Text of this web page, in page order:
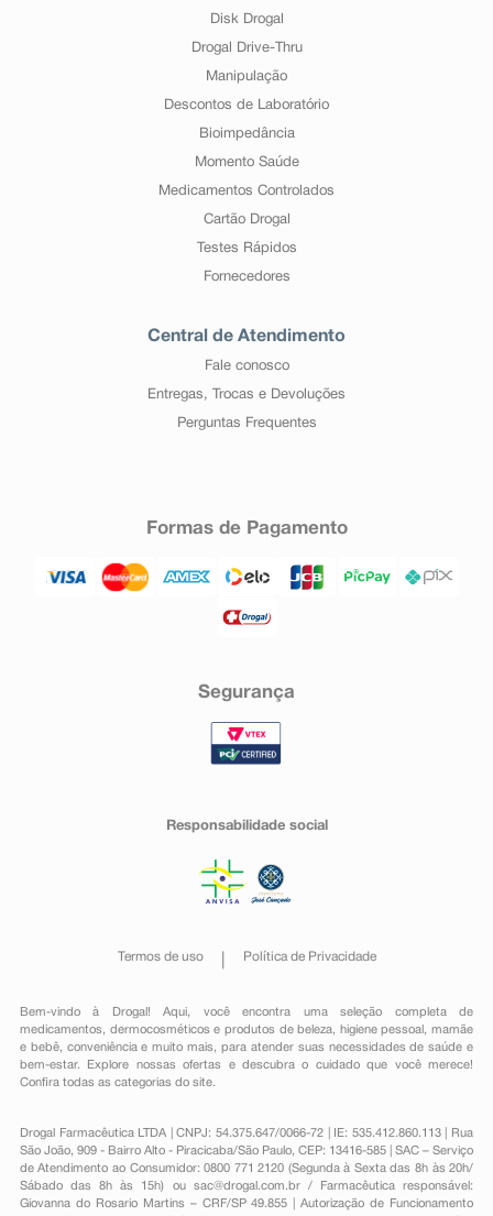
Disk Drogal
Drogal Drive-Thru
Manipulação
Descontos de Laboratório
Bioimpedância
Momento Saúde
Medicamentos Controlados
Cartão Drogal
Testes Rápidos
Fornecedores
Central de Atendimento
Fale conosco
Entregas, Trocas e Devoluções
Perguntas Frequentes
Formas de Pagamento
Segurança
Responsabilidade social
Termos de uso Política de Privacidade
Bem-vindo à Drogal! Aqui, você encontra uma seleção completa de
medicamentos , dermocosméticos e produtos de beleza, higiene pessoal ,mamãe
e bebê, conveniênciae muito mais, para atender suas necessidades de saúde e
bem-estar. Explore nossas ofertas e descubra o cuidado que você merece!
Confira todas as categorias do site.
Drogal Farmacêutica LTDA | CNPJ: 54.375.647/0066-72 | IE: 535.412.860.113 | Rua
São João, 909 - Bairro Alto - Piracicaba/São Paulo, CEP: 13416-585 | SAC – Serviço
de Atendimento ao Consumidor: 0800 771 2120 (Segunda à Sexta das 8h às 20h/
Sábado das 8h às 15h) ou sac@drogal.com.br/ Farmacêutica responsável:
Giovanna do Rosario Martins – CRF/SP 49.855 | Autorização de Funcionamento